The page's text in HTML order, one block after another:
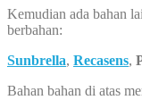
Kemudian ada bahan
berbahan:
Sunbrella, Recasens,
Bahan bahan di atas